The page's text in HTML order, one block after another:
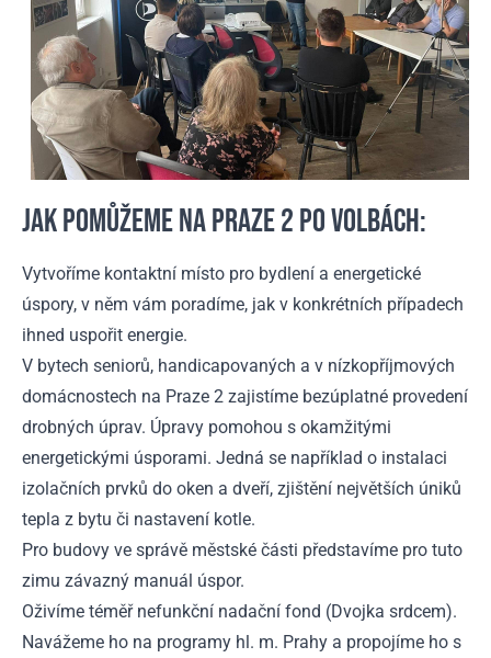
JAK POMŮŽEME NA PRAZE 2 PO VOLBÁCH:
Vytvoříme kontaktní místo pro bydlení a energetické
úspory, v něm vám poradíme, jak v konkrétních případech
ihned uspořit energie.
V bytech seniorů, handicapovaných a v nízkopříjmových
domácnostech na Praze 2 zajistíme bezúplatné provedení
drobných úprav. Úpravy pomohou s okamžitými
energetickými úsporami. Jedná se například o instalaci
izolačních prvků do oken a dveří, zjištění největších úniků
tepla z bytu či nastavení kotle.
Pro budovy ve správě městské části představíme pro tuto
zimu závazný manuál úspor.
Oživíme téměř nefunkční nadační fond (Dvojka srdcem).
Navážeme ho na programy hl. m. Prahy a propojíme ho s